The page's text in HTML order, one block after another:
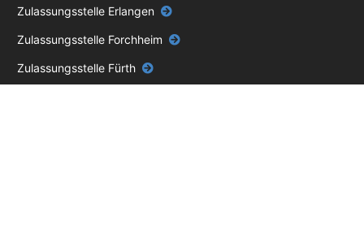
Zulassungsstelle Erlangen
Zulassungsstelle Forchheim
Zulassungsstelle Fürth